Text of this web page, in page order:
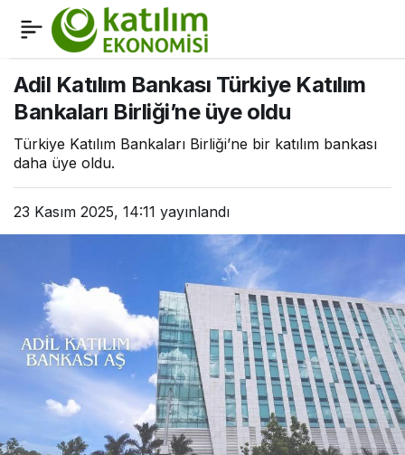
Adil Katılım Bankası Türkiye Katılım
Bankaları Birliği’ne üye oldu
Türkiye Katılım Bankaları Birliği’ne bir katılım bankası
daha üye oldu.
23 Kasım 2025, 14:11 yayınlandı
Hangi katılım bankasının
kaç şubesi ve çalışanı
var?